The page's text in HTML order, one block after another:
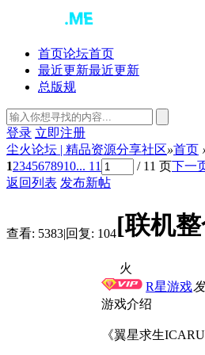
首页论坛首页
最近更新最近更新
总版规
登录 立即注册
尘火论坛 | 精品资源分享社区»首页 ›
12345678910... 11 / 11 页下一
返回列表 发布新帖
查看: 5383|回复: 104[联机
火
R星游戏
游戏介绍
《翼星求生